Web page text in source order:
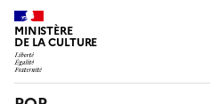
MINISTÈRE
DE LA CULTURE